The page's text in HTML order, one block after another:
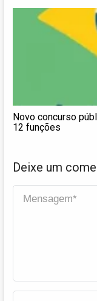
Novo concurso
12 funções
Deixe um